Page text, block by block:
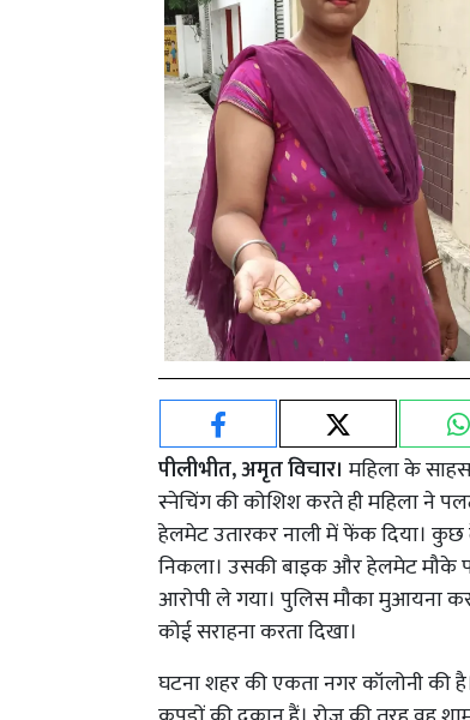
पीलीभीत, अमृत विचार। महिला के
स्नेचिंग की कोशिश करते ही महिला ने
हेलमेट उतारकर नाली में फेंक दिया। कुछ
निकला। उसकी बाइक और हेलमेट मौके
आरोपी ले गया। पुलिस मौका मुआयना
कोई सराहना करता दिखा।
घटना शहर की एकता नगर कॉलोनी की